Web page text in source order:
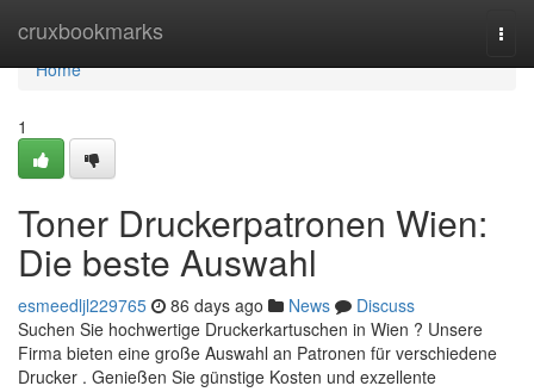
cruxbookmarks
Home
Home
1
Toner Druckerpatronen Wien:
Die beste Auswahl
esmeedljl229765 86 days ago News
Discuss
Suchen Sie hochwertige Druckerkartuschen in Wien ? Unsere
Firma bieten eine große Auswahl an Patronen für verschiedene
Drucker . Genießen Sie günstige Kosten und exzellente